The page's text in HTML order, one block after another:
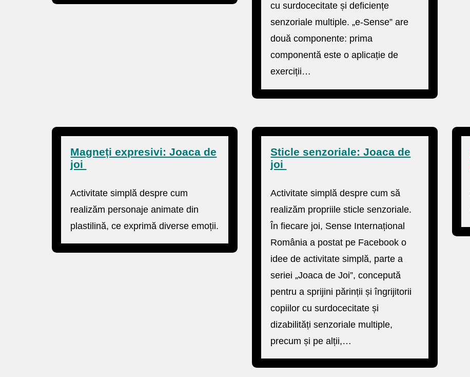
cu surdocecitate și deficiențe
senzoriale multiple. „e-Sense” are
două componente: prima
componentă este o aplicație de
exerciții…
Magneți expresivi: Joaca de
joi
Activitate simplă despre cum
realizăm personaje animate din
plastilină, ce exprimă diverse emoții.
Sticle senzoriale: Joaca de
joi
Activitate simplă despre cum să
realizăm propriile sticle senzoriale.
În fiecare joi, Sense Internațional
România a postat pe Facebook o
idee de activitate simplă, parte a
seriei „Joaca de Joi”, concepută
pentru a sprijini părinții și îngrijitorii
copiilor cu surdocecitate și
dizabilități senzoriale multiple,
precum și pe alții,…